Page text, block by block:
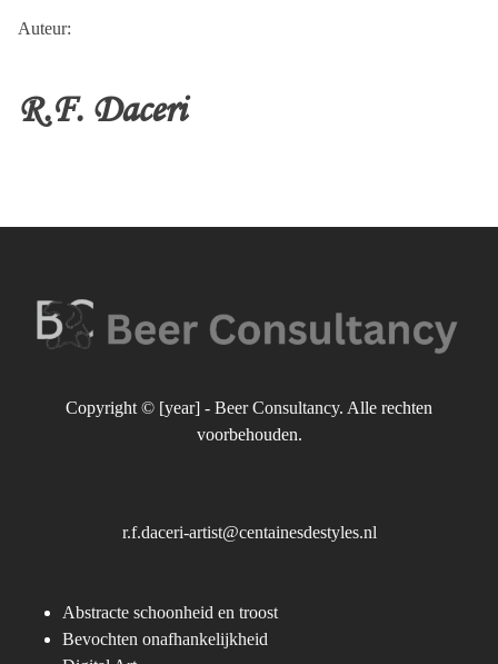
Auteur:
R.F. Daceri
Copyright © [year] - Beer Consultancy. Alle rechten
voorbehouden.
r.f.daceri-artist@centainesdestyles.nl
Abstracte schoonheid en troost
Bevochten onafhankelijkheid